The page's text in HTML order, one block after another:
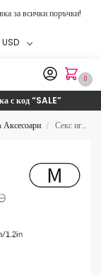
за всички поръчки!
USD
0
с код“SALE”
Аксесоари / Секс играчка със силиконова запушалка